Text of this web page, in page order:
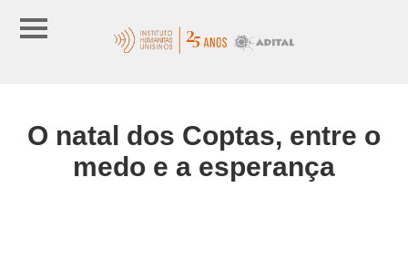
O natal dos Coptas, entre o
medo e a esperança